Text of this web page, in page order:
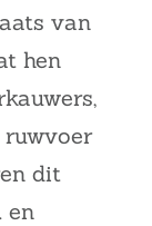
van
hen
dit
en